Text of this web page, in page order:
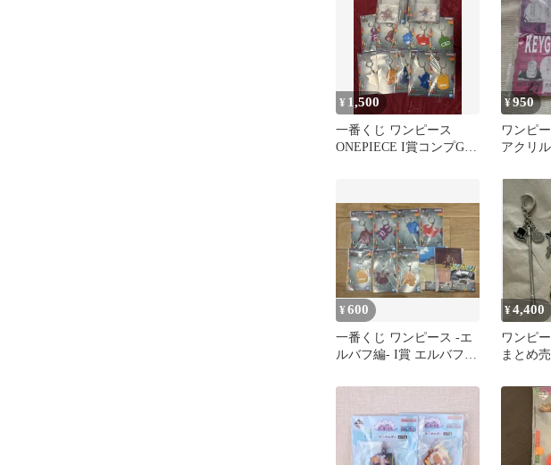
¥ 1,500
一番くじ ワンピース
ONEPIECE I賞コンプG賞
¥950
ワンピ
アクリ
¥600
一番くじ ワンピース -エ
ルバフ編- I賞 エルバフア
¥4,400
ワンピ
まとめ